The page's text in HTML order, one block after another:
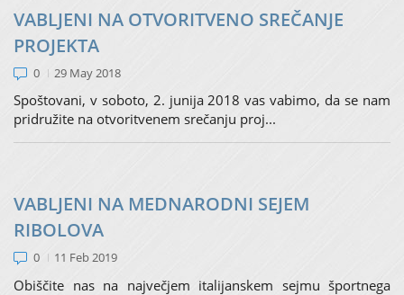
VABLJENI NA OTVORITVENO SREČANJE
PROJEKTA
0 29 May 2018
Spoštovani, v soboto, 2. junija 2018 vas vabimo, da se nam
pridružite na otvoritvenem srečanju proj...
VABLJENI NA MEDNARODNI SEJEM
RIBOLOVA
0 11 Feb 2019
Obiščite nas na največjem italijanskem sejmu športnega